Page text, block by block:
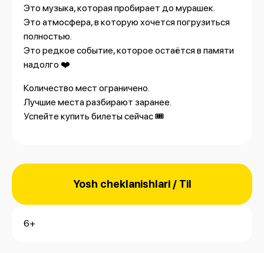
Это музыка, которая пробирает до мурашек.
Это атмосфера, в которую хочется погрузиться
полностью.
Это редкое событие, которое остаётся в памяти
надолго ❤️
Количество мест ограничено.
Лучшие места разбирают заранее.
Успейте купить билеты сейчас 🎟️
Yosh cheklanishlari / Til
6+